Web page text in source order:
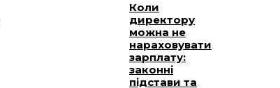
Коли
директору
можна не
нараховувати
зарплату:
законні
підстави та